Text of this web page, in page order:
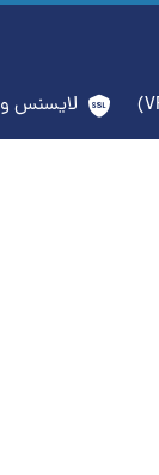
لایسنس و SSL